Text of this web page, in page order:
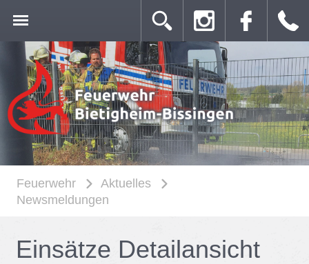
Feuerwehr
Aktuelles
Newsmeldungen
Ein­sät­ze De­tail­an­sicht